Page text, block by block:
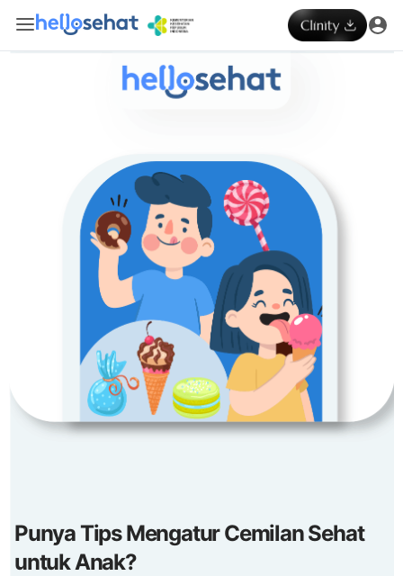
Punya Tips Mengatur Cemilan Sehat
untuk Anak?